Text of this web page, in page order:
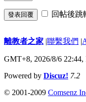
發表回覆 回帖後跳
離教者之家 |聯繫我們 |
GMT+8, 2026/8/6 22:44,
Powered by Discuz! 7.2
© 2001-2009 Comsenz